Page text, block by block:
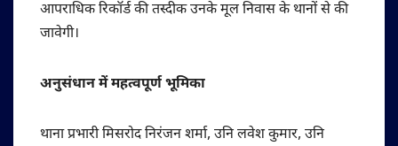
आपराधिक रिकॉर्ड की तस्दीक उनके मूल निवास के थानों से की
जावेगी।
अनुसंधान में महत्वपूर्ण भूमिका
थाना प्रभारी मिसरोद निरंजन शर्मा, उनि लवेश कुमार, उनि